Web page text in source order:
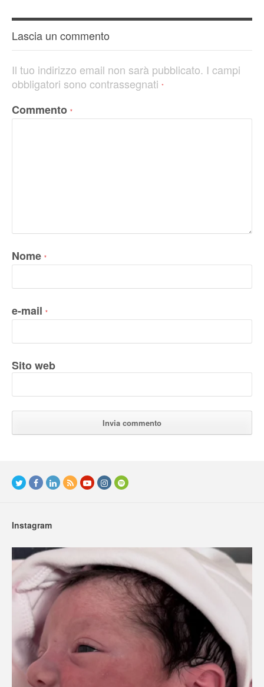
Lascia un commento
Il tuo indirizzo email non sarà pubblicato. I campi
obbligatori sono contrassegnati *
Commento *
Nome *
e-mail *
Sito web
Instagram